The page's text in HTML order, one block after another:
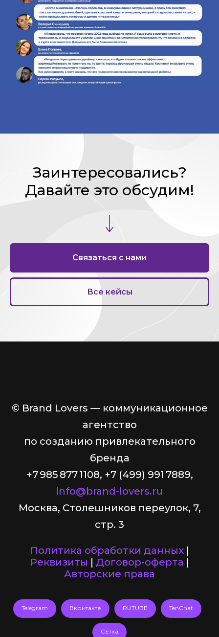
Заинтересовались?
Давайте это обсудим!
Связаться с нами
Все кейсы
© Brand Lovers — коммуникационное
агентство
по созданию привлекательного
бренда
+7 985 877 1108, +7 (499) 991 7889,
info@brand-lovers.ru
Москва, Столешников переулок, 7,
стр. 3
Политика обработки данных|
Реквизиты | Договор-оферта |
Авторские права
Telegram Вконтакте RUTUBE TenChat
Сетка